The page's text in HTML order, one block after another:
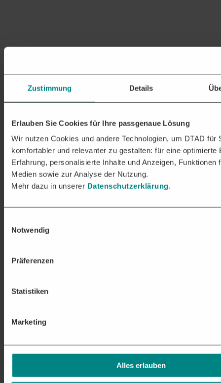
Zustimmung Details
Erlauben Sie Cookies für Ihre passgenaue Lösung
Wir nutzen Cookies und andere Technologien, um DTAD für
komfortabler und relevanter zu gestalten: für eine optimierte
Erfahrung, personalisierte Inhalte und Anzeigen, Funktionen
Medien sowie zur Analyse der Nutzung.
Mehr dazu in unserer Datenschutzerklärung.
Notwendig
Präferenzen
Statistiken
Marketing
Alles erlauben